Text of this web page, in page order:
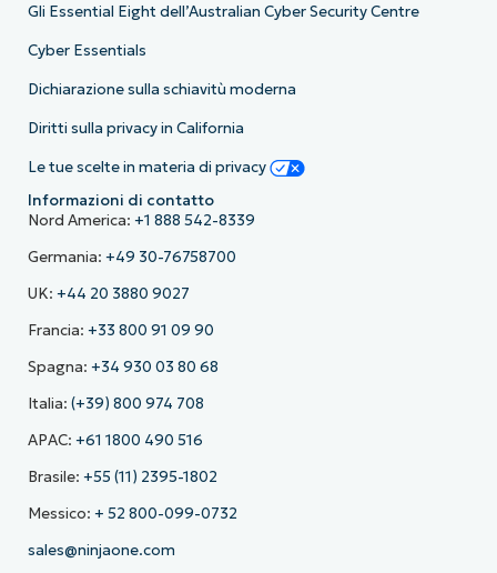
Gli Essential Eight dell’Australian Cyber Security Centre
Cyber Essentials
Dichiarazione sulla schiavitù moderna
Diritti sulla privacy in California
Le tue scelte in materia di privacy
Informazioni di contatto
Nord America: +1 888 542-8339
Germania: +49 30-76758700
UK: +44 20 3880 9027
Francia: +33 800 91 09 90
Spagna: +34 930 03 80 68
Italia: (+39) 800 974 708
APAC: +61 1800 490 516
Brasile: +55 (11) 2395-1802
Messico: + 52 800-099-0732
sales@ninjaone.com